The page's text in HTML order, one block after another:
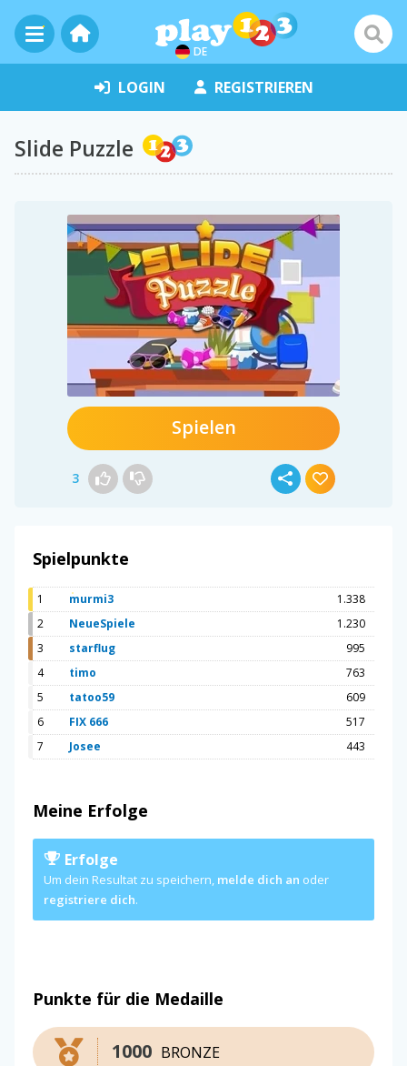
DE
LOGIN REGISTRIEREN
Slide Puzzle
Spielen
3
Spielpunkte
1 murmi3
1.338
2
NeueSpiele
1.230
3
starflug
995
4
timo
763
5
tatoo59
609
6
FIX 666
517
7
Josee 443
Meine Erfolge
Erfolge
Um dein Resultat zu speichern, melde dich an oder
registriere dich.
Punkte für die Medaille
BRONZE
1000